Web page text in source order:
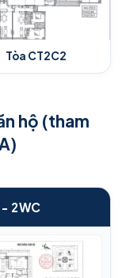
Tòa CT2C2
hộ (tham
- 2WC